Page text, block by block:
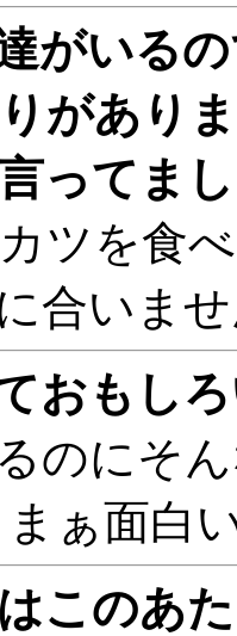
がいる
があり
ってま
ツを食
合いま
おもし
のにそ
ぁ面白
はこのあ